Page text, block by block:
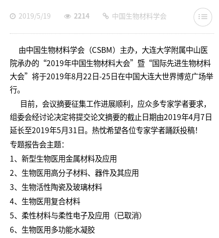
2019/5/19 2214 中国生物材料学会
由中国生物材料学会（CSBM）主办，大连大学附属中山医
院承办的“2019年中国生物材料大会”暨“国际先进生物材料
大会”将于2019年8月22日-25日在中国大连大世界博览广场举
行。
目前，会议摘要征集工作进展顺利，应众多专家学者要求，
组委会经讨论决定将提交论文摘要的截止日期由2019年4月7日
延长至2019年5月31日。热忱希望各位专家学者踊跃投稿！
专题报告会主题：
1、新型生物医用金属材料及应用
2、生物医用高分子材料、器件及其应用
3、生物活性陶瓷及玻璃材料
4、生物医用复合材料
5、柔性材料与柔性电子及应用（已取消）
6、生物医用多功能水凝胶